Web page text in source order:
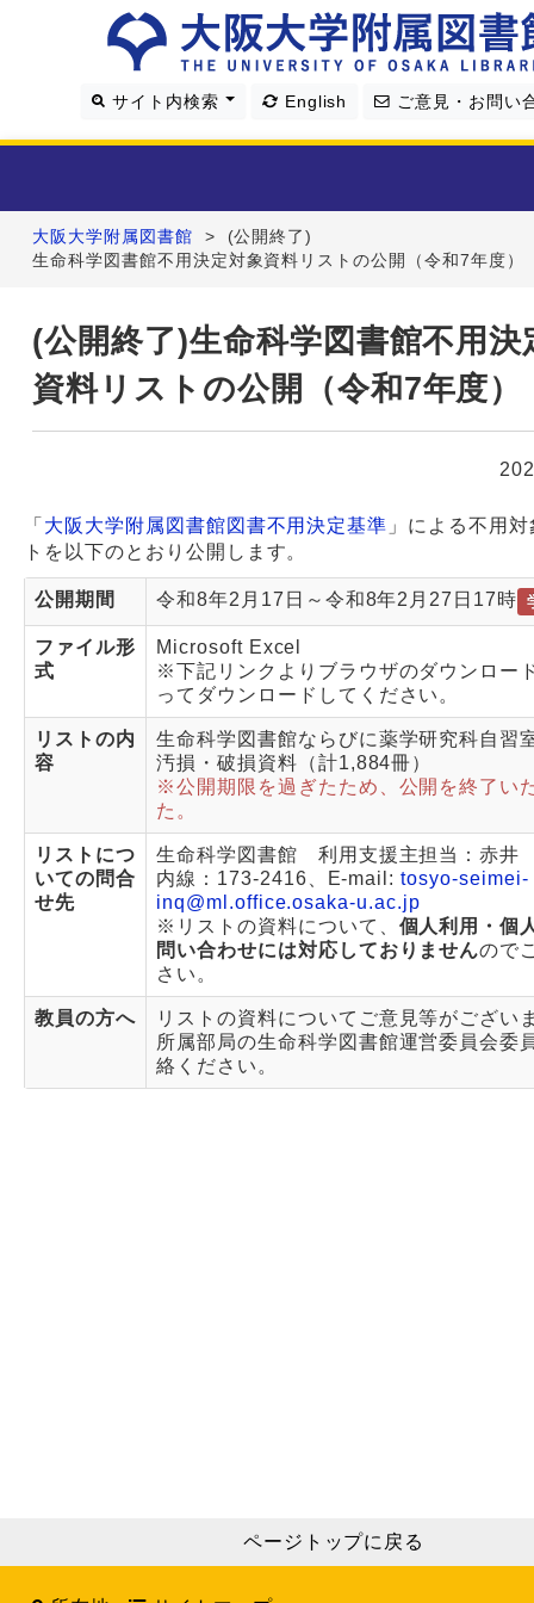
サイト内検索 English ご意見・お問い
利用案内
学習・研究支援
4つの図書館
Webサービス
大阪大学附属図書館 >
(公開終了)
生命科学図書館不用決定対象資料リストの公開（令和7年度）
(公開終了)生命科学図書館不用決
資料リストの公開（令和7年度）
「 大阪大学附属図書館図書不用決定基準 」による不用
トを以下のとおり公開します。
公開期間 令和8年2月17日～令和8年2月27日17時
ファイル形
式
Microsoft Excel
※下記リンクよりブラウザのダウンロー
ってダウンロードしてください。
リストの内
容
生命科学図書館ならびに薬学研究科自習
汚損・破損資料（計1,884冊）
※公開期限を過ぎたため、公開を終了い
た。
リストにつ
いての問合
せ先
生命科学図書館 利用支援主担当：赤井
内線：173-2416、E-mail:tosyo-seimei-
inq@ml.office.osaka-u.ac.jp
※リストの資料について、 個人利用・個
問い合わせには対応しておりませんので
さい。
教員の方へ
リストの資料についてご意見等がござい
所属部局の生命科学図書館運営委員会委
絡ください。
ページトップに戻る